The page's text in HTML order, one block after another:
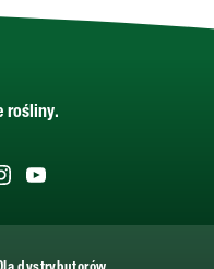
rośliny.